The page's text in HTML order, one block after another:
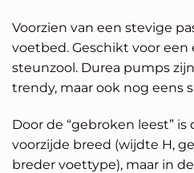
Voorzien van een stevige
voetbed. Geschikt voor een
steunzool. Durea pumps
trendy, maar ook nog eens
Door de “gebroken leest”
voorzijde breed (wijdte H,
breder voettype), maar in